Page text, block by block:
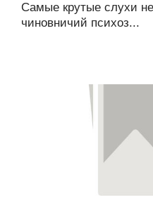
Самые крутые слухи
чиновничий психоз...